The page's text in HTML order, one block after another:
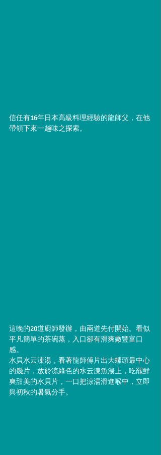
信任有16年日本高級料理經驗的龍師⽗，在他
帶領下來一趟味之探索。
這晚的20道廚師發辦，由兩道先付開始。看似
平凡簡單的茶碗蒸，入口卻有滑爽嫩豐富口
感。
水貝水云涷湯，看著龍師傅片出大螺頭最中心
的幾片，放於涼綠色的水云涷魚湯上，吃罷鮮
爽甜美的水貝片，一口把涼湯滑進喉中，立即
與初秋的暑氣分手。